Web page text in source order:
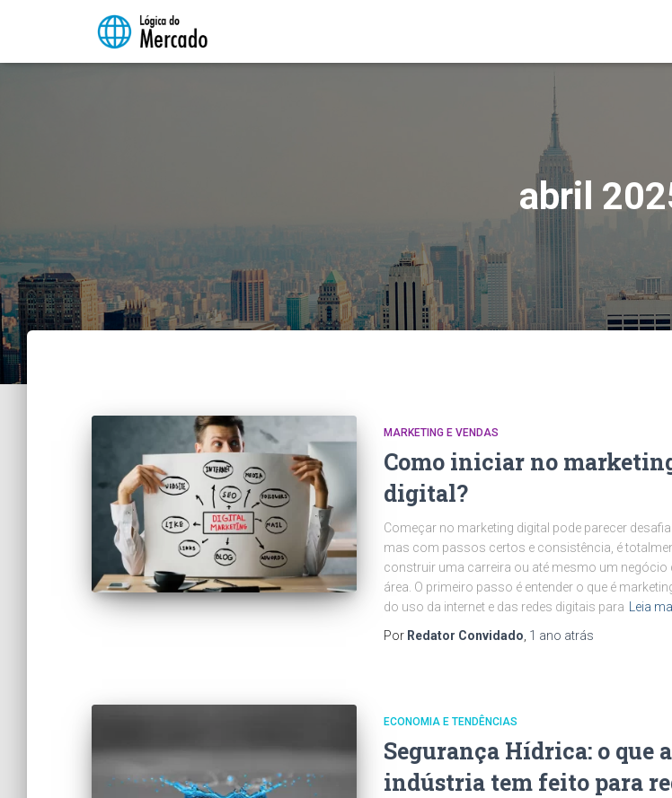
abril
MARKETING E VENDAS
Como iniciar no
digital?
Começar no marketing digital pode parecer
mas com passos certos e consistência, é
construir uma carreira ou até mesmo um negócio
área. O primeiro passo é entender o que é
do uso da internet e das redes digitais para
Leia
Por Redator Convidado 1 ano atrás
ECONOMIA E TENDÊNCIAS
Segurança Hídrica: o que a
indústria tem feito para